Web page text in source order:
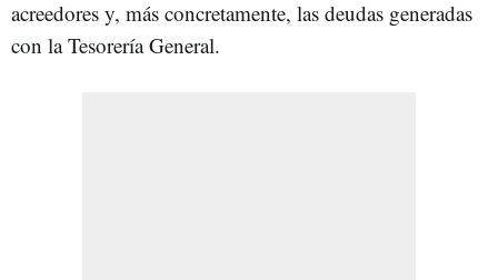
acreedores y, más concretamente, las deudas generadas
con la Tesorería General.